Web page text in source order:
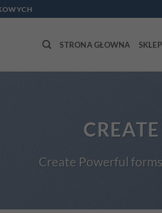
STRONA GŁOWNA SKLEP
Create Powerful